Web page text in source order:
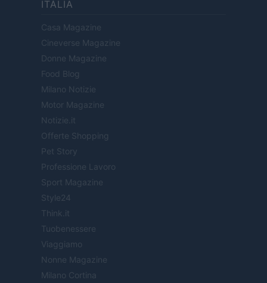
ITÁLIA
Casa Magazine
Cineverse Magazine
Donne Magazine
Food Blog
Milano Notizie
Motor Magazine
Notizie.it
Offerte Shopping
Pet Story
Professione Lavoro
Sport Magazine
Style24
Think.it
Tuobenessere
Viaggiamo
Nonne Magazine
Milano Cortina